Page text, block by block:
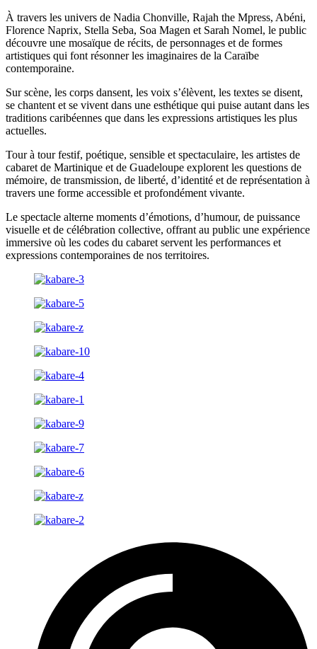
À travers les univers de Nadia Chonville, Rajah the Mpress, Abéni,
Florence Naprix, Stella Seba, Soa Magen et Sarah Nomel, le public
découvre une mosaïque de récits, de personnages et de formes
artistiques qui font résonner les imaginaires de la Caraïbe
contemporaine.
Sur scène, les corps dansent, les voix s’élèvent, les textes se disent,
se chantent et se vivent dans une esthétique qui puise autant dans les
traditions caribéennes que dans les expressions artistiques les plus
actuelles.
Tour à tour festif, poétique, sensible et spectaculaire, les artistes de
cabaret de Martinique et de Guadeloupe explorent les questions de
mémoire, de transmission, de liberté, d’identité et de représentation à
travers une forme accessible et profondément vivante.
Le spectacle alterne moments d’émotions, d’humour, de puissance
visuelle et de célébration collective, offrant au public une expérience
immersive où les codes du cabaret servent les performances et
expressions contemporaines de nos territoires.